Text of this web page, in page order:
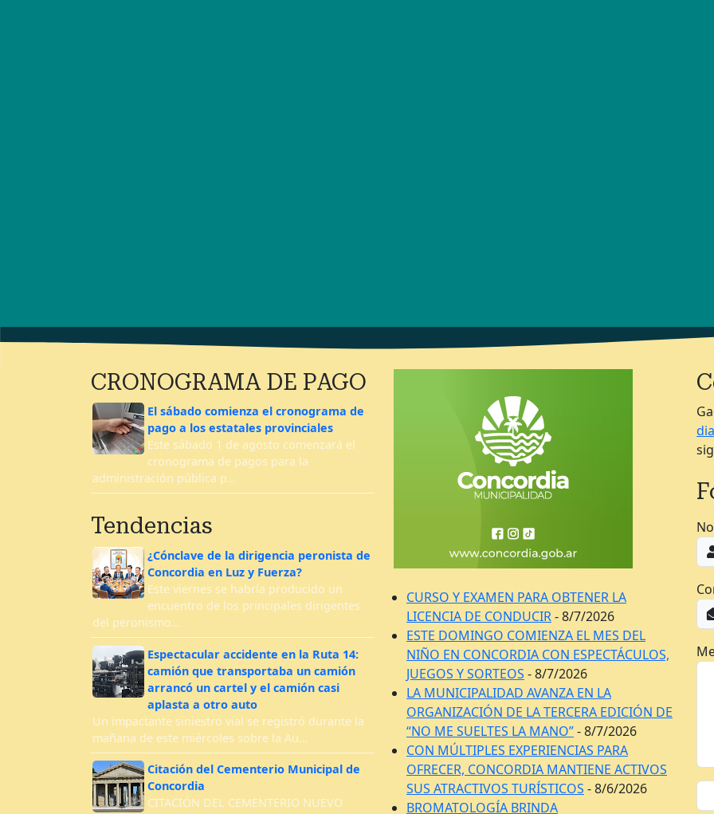
CRONOGRAMA DE PAGO
El sábado comienza el cronograma de
pago a los estatales provinciales
Este sábado 1 de agosto comenzará el
cronograma de pagos para la
administración pública p…
Tendencias
¿Cónclave de la dirigencia peronista de
Concordia en Luz y Fuerza?
Este viernes se habría producido un
encuentro de los principales dirigentes
del peronismo…
Espectacular accidente en la Ruta 14:
camión que transportaba un camión
arrancó un cartel y el camión casi
aplasta a otro auto
Un impactante siniestro vial se registró durante la
mañana de este miércoles sobre la Au…
Citación del Cementerio Municipal de
Concordia
CITACIÓN DEL CEMENTERIO NUEVO
CURSO Y EXAMEN PARA OBTENER LA
LICENCIA DE CONDUCIR- 8/7/2026
ESTE DOMINGO COMIENZA EL MES DEL
NIÑO EN CONCORDIA CON ESPECTÁCULOS,
JUEGOS Y SORTEOS - 8/7/2026
LA MUNICIPALIDAD AVANZA EN LA
ORGANIZACIÓN DE LA TERCERA EDICIÓN DE
“NO ME SUELTES LA MANO”- 8/7/2026
CON MÚLTIPLES EXPERIENCIAS PARA
OFRECER, CONCORDIA MANTIENE ACTIVOS
SUS ATRACTIVOS TURÍSTICOS - 8/6/2026
BROMATOLOGÍA BRINDA